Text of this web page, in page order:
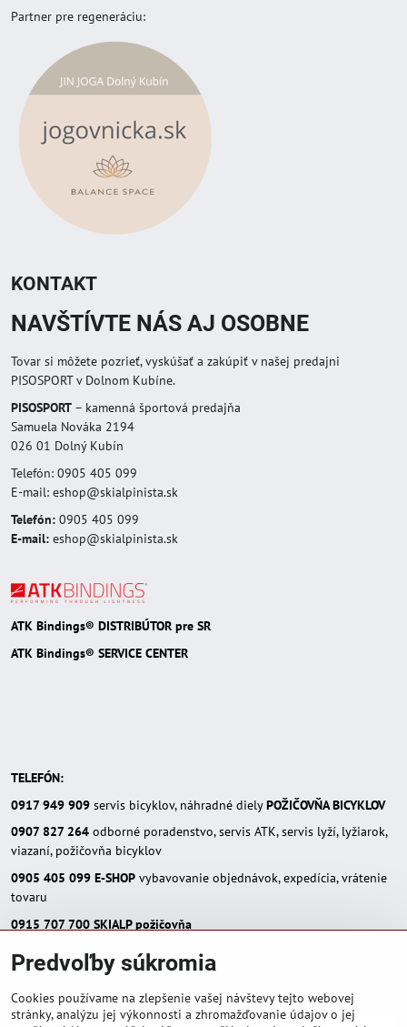
Partner pre regeneráciu:
KONTAKT
NAVŠTÍVTE NÁS AJ OSOBNE
Tovar si môžete pozrieť, vyskúšať a zakúpiť v našej predajni
PISOSPORT v Dolnom Kubíne.
PISOSPORT – kamenná športová predajňa
Samuela Nováka 2194
026 01 Dolný Kubín
Telefón: 0905 405 099
E-mail: eshop@skialpinista.sk
Telefón: 0905 405 099
E-mail: eshop@skialpinista.sk
ATK Bindings® DISTRIBÚTOR pre SR
ATK Bindings® SERVICE CENTER
TELEFÓN:
0917 949 909 servis bicyklov, náhradné dielyPOŽIČOVŇA BICYKLOV
0907 827 264 odborné poradenstvo, servis ATK, servis lyží, lyžiarok,
viazaní, požičovňa bicyklov
0905 405 099 E-SHOP vybavovanie objednávok, expedícia, vrátenie
tovaru
0915 707 700 SKIALP požičovňa
E-MAIL:
eshop(zavináč)skialpinista.sk
pisosport(zavináč)pisosport.sk
Predvoľby súkromia
Cookies používame na zlepšenie vašej návštevy tejto webovej
stránky, analýzu jej výkonnosti a zhromažďovanie údajov o jej